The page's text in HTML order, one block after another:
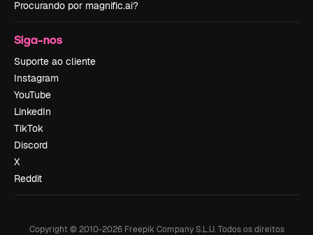
Procurando por magnific.ai?
Siga-nos
Suporte ao cliente
Instagram
YouTube
LinkedIn
TikTok
Discord
X
Reddit
Copyright © 2010-2026Freepik Company S.L.U. Todos os direitos